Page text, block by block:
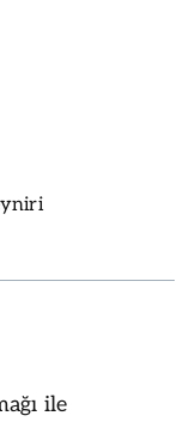
ile